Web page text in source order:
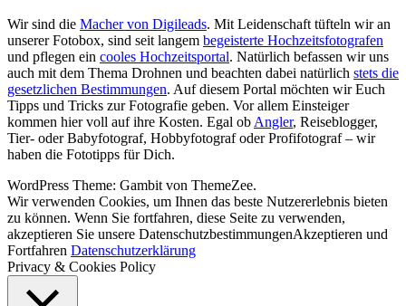
Wir sind die Macher von Digileads. Mit Leidenschaft tüfteln wir an
unserer Fotobox, sind seit langem begeisterte Hochzeitsfotografen
und pflegen ein cooles Hochzeitsportal. Natürlich befassen wir uns
auch mit dem Thema Drohnen und beachten dabei natürlich stets die
gesetzlichen Bestimmungen. Auf diesem Portal möchten wir Euch
Tipps und Tricks zur Fotografie geben. Vor allem Einsteiger
kommen hier voll auf ihre Kosten. Egal ob Angler, Reiseblogger,
Tier- oder Babyfotograf, Hobbyfotograf oder Profifotograf – wir
haben die Fototipps für Dich.
WordPress Theme: Gambit von ThemeZee.
Wir verwenden Cookies, um Ihnen das beste Nutzererlebnis bieten
zu können. Wenn Sie fortfahren, diese Seite zu verwenden,
akzeptieren Sie unsere DatenschutzbestimmungenAkzeptieren und
Fortfahren Datenschutzerklärung
Privacy & Cookies Policy